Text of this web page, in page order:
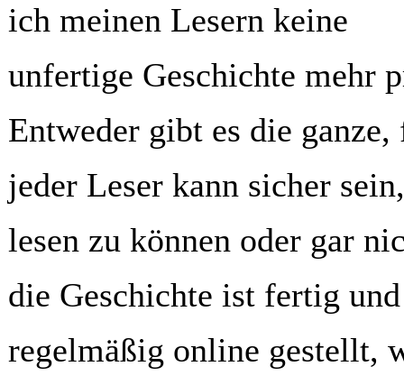
ich meinen Lesern keine
unfertige Geschichte mehr
Entweder gibt es die
jeder Leser kann sicher
lesen zu können oder gar
die Geschichte ist fertig
regelmäßig online gestellt,